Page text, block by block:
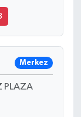
Merkez
PLAZA